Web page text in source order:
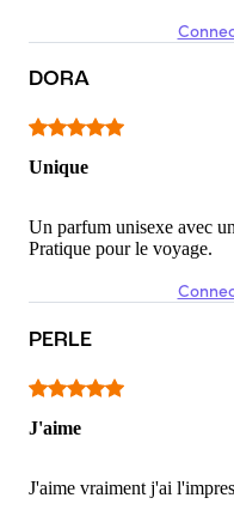
DORA
Unique
Un parfum unisexe avec
Pratique pour le voyage.
PERLE
J'aime
J'aime vraiment j'ai